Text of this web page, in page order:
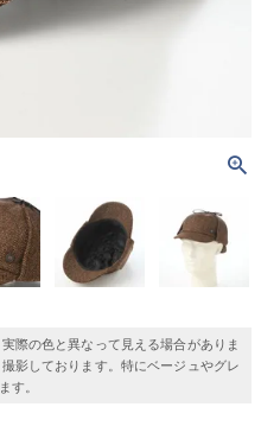
際の色と異なって見える場合がありま
影しております。特にベージュやグレ
す。